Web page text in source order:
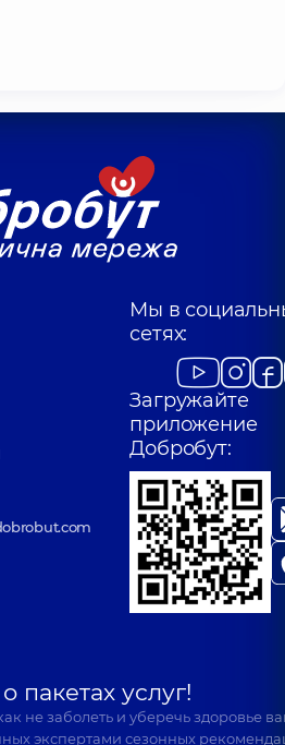
Мы в
сетях:
Загружайте
приложение
Добробут:
пакетах услуг!
не заболеть и уберечь здоровье
экспертами сезонных